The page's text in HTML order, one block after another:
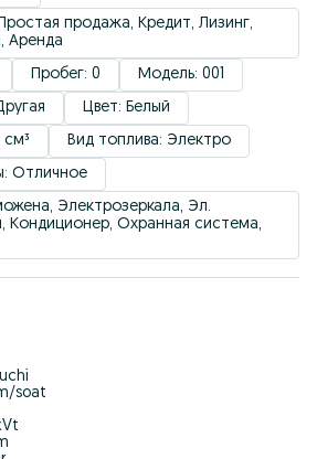
продажа, Кредит, Лизинг,
Аренда
Пробег: 0
Модель: 001
Цвет: Белый
см³
Вид топлива: Электро
Отличное
Электрозеркала, Эл.
Кондиционер, Охранная система,
soat